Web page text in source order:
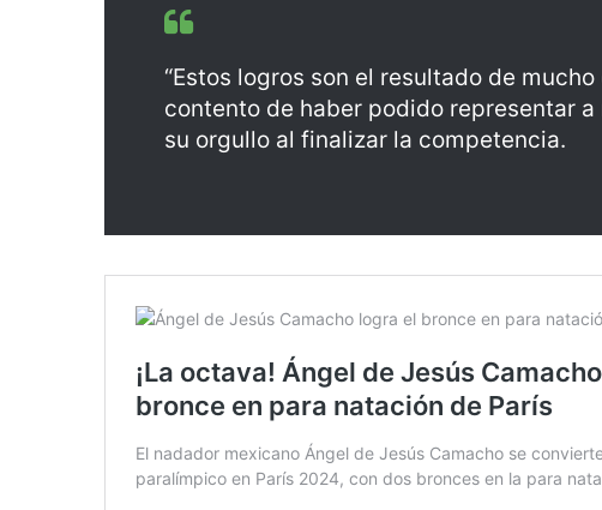
“Estos logros son el resultado de
contento de haber podido representar a
su orgullo al finalizar la competencia.